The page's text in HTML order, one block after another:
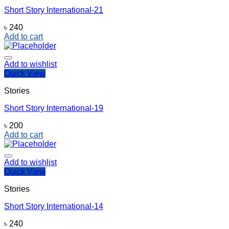
Short Story International-21
৳ 240
Add to cart
Add to wishlist
Quick View
Stories
Short Story International-19
৳ 200
Add to cart
Add to wishlist
Quick View
Stories
Short Story International-14
৳ 240